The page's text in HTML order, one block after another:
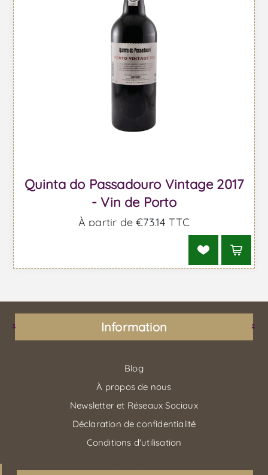
Quinta do Passadouro Vintage 2017
- Vin de Porto
À partir de €73,14 TTC
Information
Blog
À propos de nous
Newsletter et Réseaux Sociaux
Déclaration de confidentialité
Conditions d'utilisation